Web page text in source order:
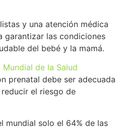
y una atención médica
garantizar las condiciones
del bebé y la mamá.
Mundial de la Salud
prenatal debe ser adecuada
el riesgo de
mundial solo el 64% de las